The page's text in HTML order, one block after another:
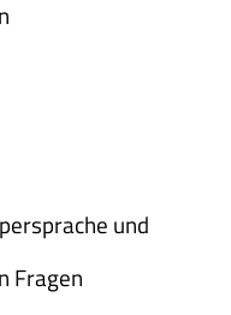
und
Fragen